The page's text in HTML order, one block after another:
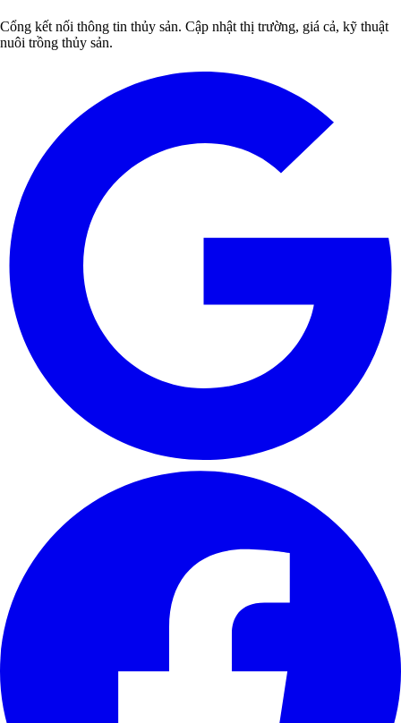
Cổng kết nối thông tin thủy sản. Cập nhật thị trường, giá cả, kỹ thuật
nuôi trồng thủy sản.